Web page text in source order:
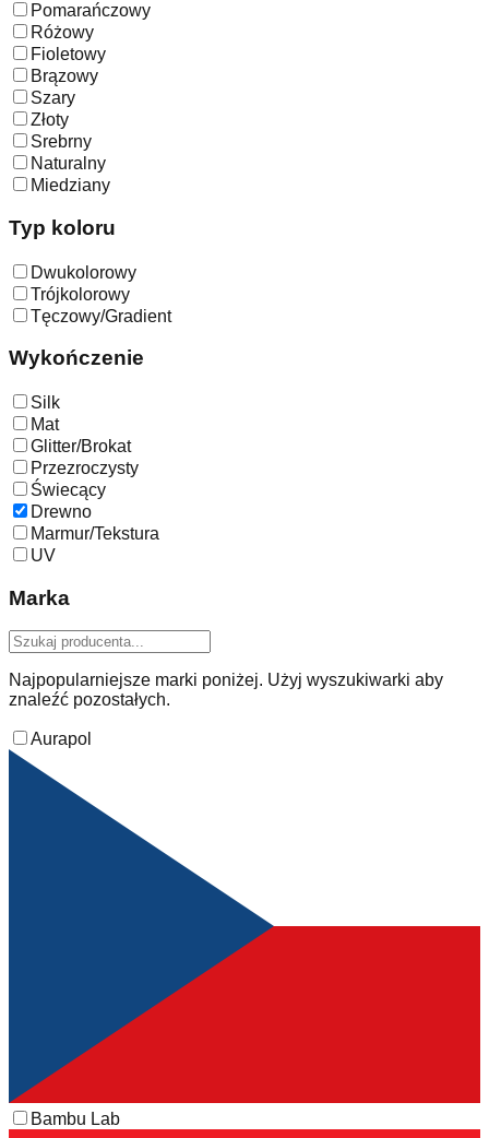
Pomarańczowy
Różowy
Fioletowy
Brązowy
Szary
Złoty
Srebrny
Naturalny
Miedziany
Typ koloru
Dwukolorowy
Trójkolorowy
Tęczowy/Gradient
Wykończenie
Silk
Mat
Glitter/Brokat
Przezroczysty
Świecący
Drewno
Marmur/Tekstura
UV
Marka
Najpopularniejsze marki poniżej. Użyj wyszukiwarki aby
znaleźć pozostałych.
Aurapol
Bambu Lab